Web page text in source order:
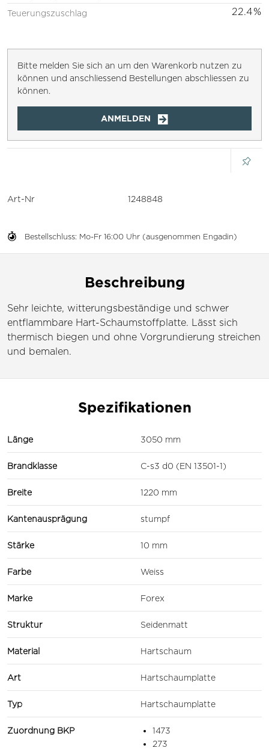
Teuerungszuschlag 22.4%
Bitte melden Sie sich an um den Warenkorb nutzen zu
können und anschliessend Bestellungen abschliessen zu
können.
ANMELDEN
Bestellschluss: Mo-Fr 16:00 Uhr (ausgenommen Engadin)
Art-Nr 1248848
Beschreibung
Sehr leichte, witterungsbeständige und schwer
entflammbare Hart-Schaumstoffplatte. Lässt sich
thermisch biegen und ohne Vorgrundierung streichen
und bemalen.
Spezifikationen
Länge 3050 mm
Brandklasse C-s3 d0 (EN 13501-1)
Breite 1220 mm
Kantenausprägung stumpf
Stärke 10 mm
Farbe Weiss
Marke Forex
Struktur Seidenmatt
Material Hartschaum
Art Hartschaumplatte
Typ Hartschaumplatte
Zuordnung BKP
1473
273